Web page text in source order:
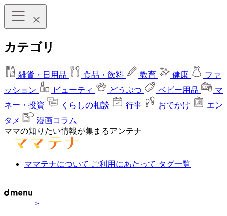
カテゴリ
雑貨・日用品 食品・飲料 教育 健康
ファ
ッション
ビューティ どうぶつ ベビー用品
マ
ネー・投資
くらしの相談 行事 おでかけ
エン
タメ
漫画コラム
ママの知りたい情報が集まるアンテナ
ママテナについて ご利用にあたって タグ一覧
>